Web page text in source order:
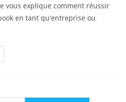
vous explique comment réussir
en tant qu'entreprise ou